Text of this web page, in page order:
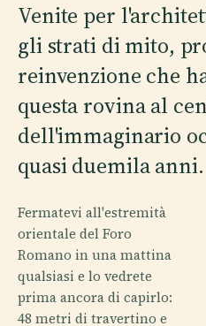
Venite per
gli strati di mito,
reinvenzione che
questa rovina al
dell'immaginario
quasi duemila anni.
Fermatevi all'estremità
orientale del Foro
Romano in una mattina
qualsiasi e lo vedrete
prima ancora di capirlo:
48 metri di travertino e